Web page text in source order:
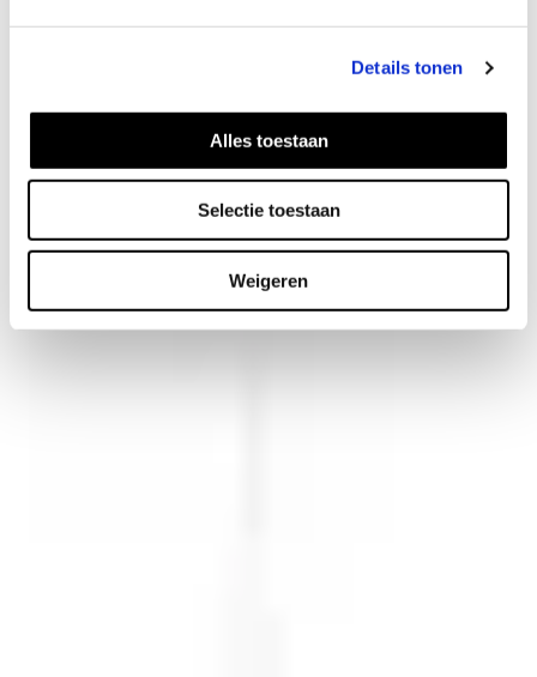
Details tonen
Alles toestaan
Selectie toestaan
Weigeren
Melt oorbellen
42EUR